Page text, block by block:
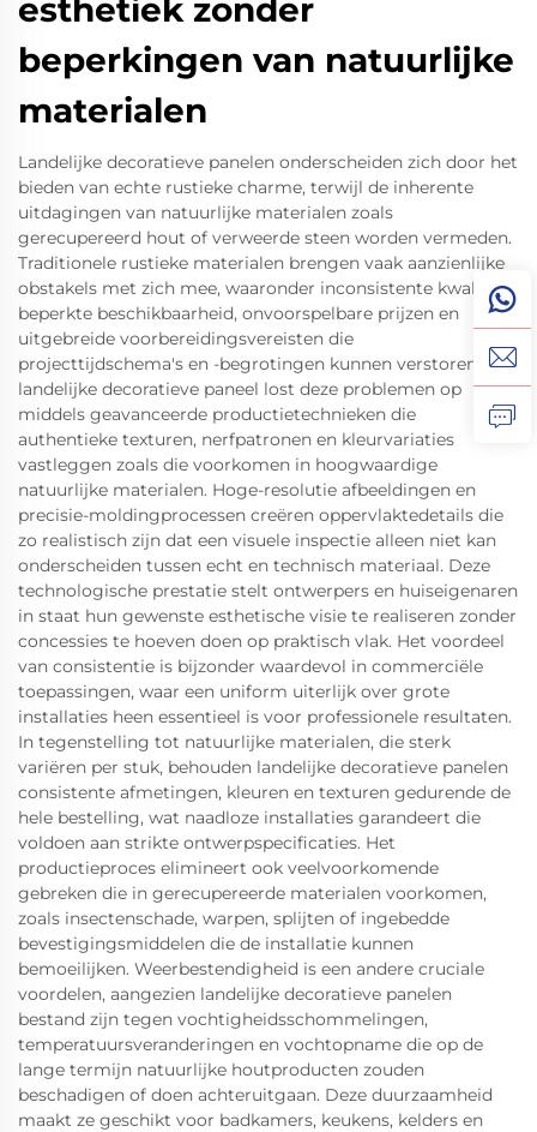
esthetiek zonder
beperkingen van natuurlijke
materialen
Landelijke decoratieve panelen onderscheiden zich door het
bieden van echte rustieke charme, terwijl de inherente
uitdagingen van natuurlijke materialen zoals
gerecupereerd hout of verweerde steen worden vermeden.
Traditionele rustieke materialen brengen vaak aanzienlijke
obstakels met zich mee, waaronder inconsistente kwaliteit,
beperkte beschikbaarheid, onvoorspelbare prijzen en
uitgebreide voorbereidingsvereisten die
projecttijdschema's en -begrotingen kunnen verstoren. Het
landelijke decoratieve paneel lost deze problemen op
middels geavanceerde productietechnieken die
authentieke texturen, nerfpatronen en kleurvariaties
vastleggen zoals die voorkomen in hoogwaardige
natuurlijke materialen. Hoge-resolutie afbeeldingen en
precisie-moldingprocessen creëren oppervlaktedetails die
zo realistisch zijn dat een visuele inspectie alleen niet kan
onderscheiden tussen echt en technisch materiaal. Deze
technologische prestatie stelt ontwerpers en huiseigenaren
in staat hun gewenste esthetische visie te realiseren zonder
concessies te hoeven doen op praktisch vlak. Het voordeel
van consistentie is bijzonder waardevol in commerciële
toepassingen, waar een uniform uiterlijk over grote
installaties heen essentieel is voor professionele resultaten.
In tegenstelling tot natuurlijke materialen, die sterk
variëren per stuk, behouden landelijke decoratieve panelen
consistente afmetingen, kleuren en texturen gedurende de
hele bestelling, wat naadloze installaties garandeert die
voldoen aan strikte ontwerpspecificaties. Het
productieproces elimineert ook veelvoorkomende
gebreken die in gerecupereerde materialen voorkomen,
zoals insectenschade, warpen, splijten of ingebedde
bevestigingsmiddelen die de installatie kunnen
bemoeilijken. Weerbestendigheid is een andere cruciale
voordelen, aangezien landelijke decoratieve panelen
bestand zijn tegen vochtigheidsschommelingen,
temperatuursveranderingen en vochtopname die op de
lange termijn natuurlijke houtproducten zouden
beschadigen of doen achteruitgaan. Deze duurzaamheid
maakt ze geschikt voor badkamers, keukens, kelders en